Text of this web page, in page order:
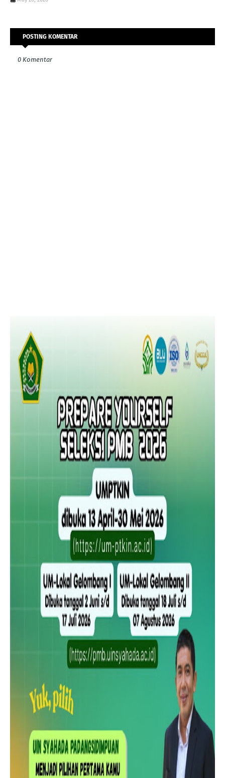
POSTING KOMENTAR
0 Komentar